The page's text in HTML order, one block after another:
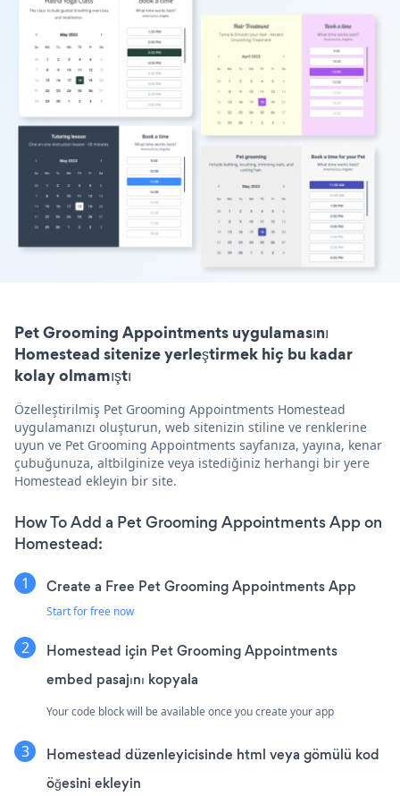
Pet Grooming Appointments uygulamasını
Homestead sitenize yerleştirmek hiç bu kadar
kolay olmamıştı
Özelleştirilmiş Pet Grooming Appointments Homestead
uygulamanızı oluşturun, web sitenizin stiline ve renklerine
uyun ve Pet Grooming Appointments sayfanıza, yayına, kenar
çubuğunuza, altbilginize veya istediğiniz herhangi bir yere
Homestead ekleyin bir site.
How To Add a Pet Grooming Appointments App on
Homestead:
Create a Free Pet Grooming Appointments App
Start for free now
Homestead için Pet Grooming Appointments
embed pasajını kopyala
Your code block will be available once you create your app
Homestead düzenleyicisinde html veya gömülü kod
öğesini ekleyin